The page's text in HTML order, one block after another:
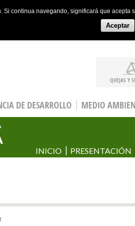
Si continua navegando, significará que
Aceptar
QUEJAS Y
DE DESARROLLO MEDIO
INICIO PRESENTACIÓN